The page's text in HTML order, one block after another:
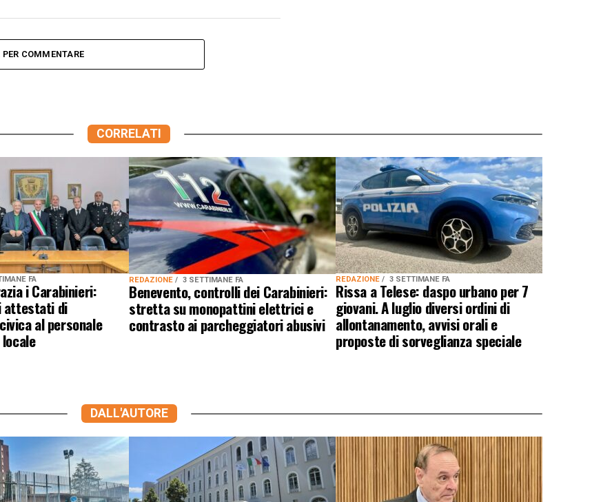
COMMENTARE
CORRELATI
FA
i Carabinieri:
attestati di
al personale
REDAZIONE 3 SETTIMANE FA
Benevento, controlli dei Carabinieri:
stretta su monopattini elettrici e
contrasto ai parcheggiatori abusivi
REDAZIONE 3 SETTIMANE FA
Rissa a Telese: daspo urbano per 7
giovani. A luglio diversi ordini di
allontanamento, avvisi orali e
proposte di sorveglianza speciale
DALL'AUTORE